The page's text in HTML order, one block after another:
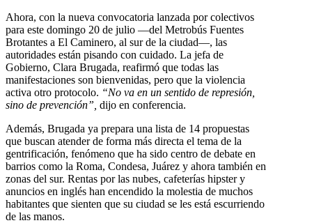
Ahora, con la nueva convocatoria lanzada por colectivos
para este domingo 20 de julio —del Metrobús Fuentes
Brotantes a El Caminero, al sur de la ciudad—, las
autoridades están pisando con cuidado. La jefa de
Gobierno, Clara Brugada, reafirmó que todas las
manifestaciones son bienvenidas, pero que la violencia
activa otro protocolo. “No va en un sentido de represión,
sino de prevención”, dijo en conferencia.
Además, Brugada ya prepara una lista de 14 propuestas
que buscan atender de forma más directa el tema de la
gentrificación, fenómeno que ha sido centro de debate en
barrios como la Roma, Condesa, Juárez y ahora también en
zonas del sur. Rentas por las nubes, cafeterías hipster y
anuncios en inglés han encendido la molestia de muchos
habitantes que sienten que su ciudad se les está escurriendo
de las manos.